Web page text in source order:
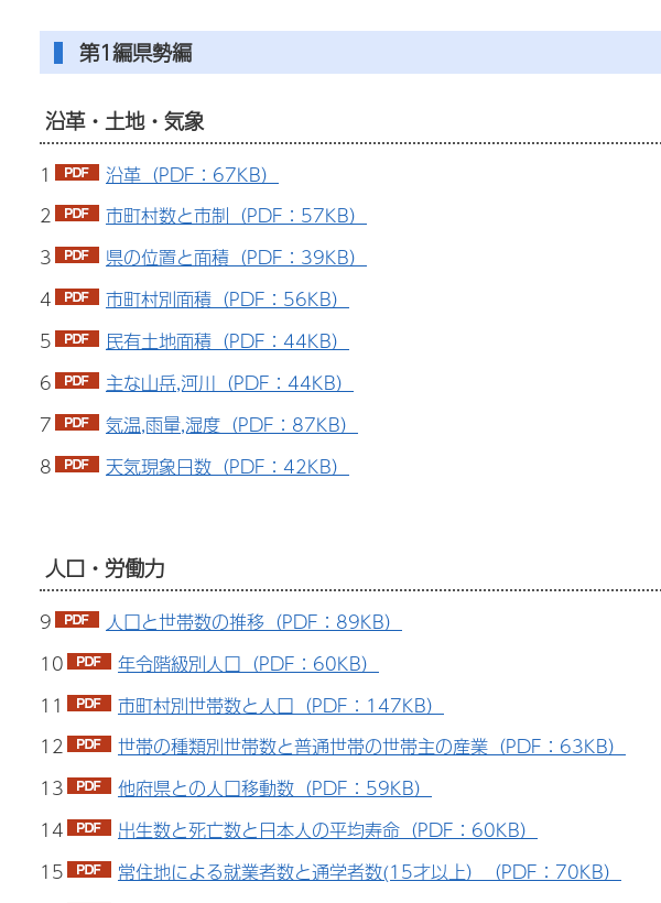
第1編県勢編
沿革・土地・気象
1
沿革（PDF：67KB）
2
市町村数と市制（PDF：57KB）
3
県の位置と面積（PDF：39KB）
4
市町村別面積（PDF：56KB）
5
民有土地面積（PDF：44KB）
6
主な山岳,河川（PDF：44KB）
7
気温,雨量,湿度（PDF：87KB）
8
天気現象日数（PDF：42KB）
人口・労働力
9
人口と世帯数の推移（PDF：89KB）
10
年令階級別人口（PDF：60KB）
11
市町村別世帯数と人口（PDF：147KB）
12
世帯の種類別世帯数と普通世帯の世帯主の産業（PDF：63KB）
13
他府県との人口移動数（PDF：59KB）
14
出生数と死亡数と日本人の平均寿命（PDF：60KB）
15
常住地による就業者数と通学者数(15才以上）（PDF：70KB）